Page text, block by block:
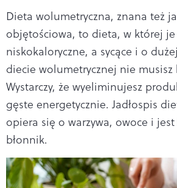
Dieta wolumetryczna, znana też
objętościowa, to dieta, w której
niskokaloryczne, a sycące i o
diecie wolumetrycznej nie musisz
Wystarczy, że wyeliminujesz
gęste energetycznie. Jadłospis
opiera się o warzywa, owoce i
błonnik.